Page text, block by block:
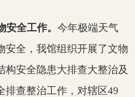
安全工作。 今年极端天气
安全，我馆组织开展了文物
构安全隐患大排查大整治及
排查整治工作，对辖区49